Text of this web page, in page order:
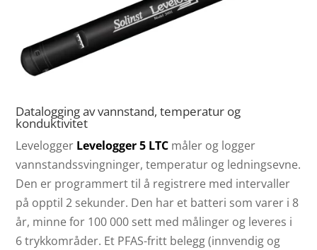
Datalogging av vannstand, temperatur og
konduktivitet
Levelogger Levelogger 5 LTC måler og logger
vannstandssvingninger, temperatur og ledningsevne.
Den er programmert til å registrere med intervaller
på opptil 2 sekunder. Den har et batteri som varer i 8
år, minne for 100 000 sett med målinger og leveres i
6 trykkområder. Et PFAS-fritt belegg (innvendig og